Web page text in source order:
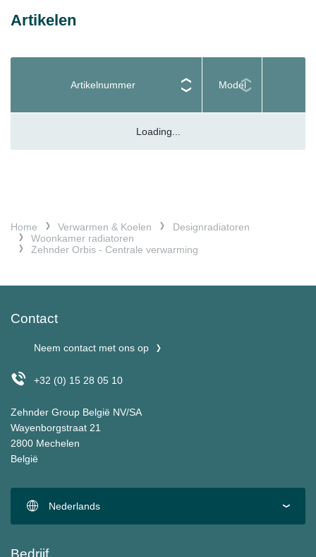
Artikelen
Artikelnummer Model
Loading...
Home Verwarmen & Koelen
Designradiatoren
Woonkamer radiatoren
Zehnder Orbis - Centrale verwarming
Contact
Neem contact met ons op
+32 (0) 15 28 05 10
Zehnder Group België NV/SA
Wayenborgstraat 21
2800 Mechelen
België
Nederlands
Bedrijf